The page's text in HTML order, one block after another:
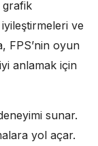
grafik
ve
FPS’nin oyun
anlamak için
sunar.
yol açar.